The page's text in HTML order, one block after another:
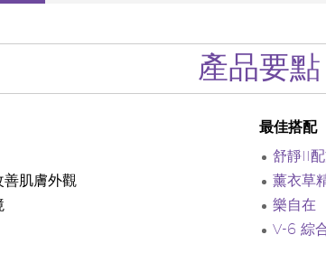
產品要點
善肌膚外觀
最佳搭配
舒靜II
薰衣草
樂自在
V-6 綜